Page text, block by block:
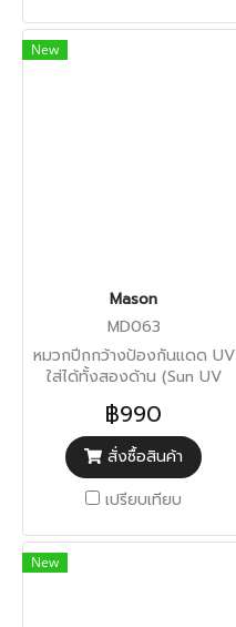
New
Mason
MD063
หมวกปีกกว้างป้องกันแดด UV
ใส่ได้ทั้งสองด้าน (Sun UV
฿990
สั่งซื้อสินค้า
เปรียบเทียบ
New